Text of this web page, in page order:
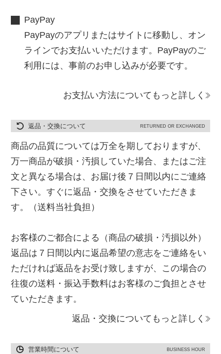
PayPay
PayPayのアプリまたはサイトに移動し、オン
ラインでお支払いいただけます。PayPayのご
利用には、事前のお申し込みが必要です。
お支払い方法についてもっと詳しく
返品・交換について RETURNED OR EXCHANGED
商品の品質については万全を期しておりますが、
万一商品が破損・汚損していた場合、またはご注
文と異なる場合は、お届け後７日間以内にご連絡
下さい。すぐに返品・交換をさせていただきま
す。（送料当社負担）
お客様のご都合による（商品の破損・汚損以外）
返品は７日間以内に返品希望の意志をご連絡をい
ただければ返品をお受け致しますが、この場合の
往復の送料・振込手数料はお客様のご負担とさせ
ていただきます。
返品・交換についてもっと詳しく
営業時間について BUSINESS HOUR